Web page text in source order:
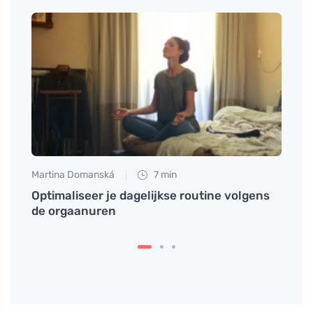
Martina Domanská 7 min
Optimaliseer je dagelijkse routine volgens
de orgaanuren